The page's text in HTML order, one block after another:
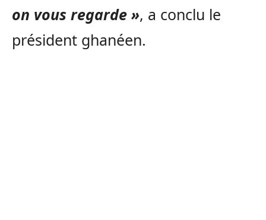
on vous regarde », a conclu le
président ghanéen.